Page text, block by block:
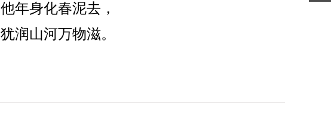
他年身化春泥去，
犹润山河万物滋。